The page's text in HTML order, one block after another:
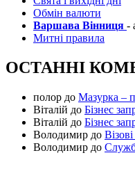
Обмін валюти
Варшава Вінниця -
Митні правила
ОСТАННІ
полор до Мазурка –
Віталій до Бізнес
Віталій до Бізнес
Володимир до
Володимир до